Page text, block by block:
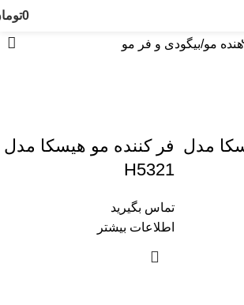
0
مو بیگودی و فر مو
مدل فر کننده مو هیسکا مدل
H5321
تماس بگیرید
اطلاعات بیشتر